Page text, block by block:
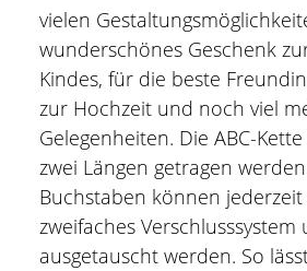
vielen
wunderschönes Geschenk
Kindes, für die beste
zur Hochzeit und noch viel
Gelegenheiten. Die ABC-
zwei Längen getragen
Buchstaben können
zweifaches
ausgetauscht werden. So